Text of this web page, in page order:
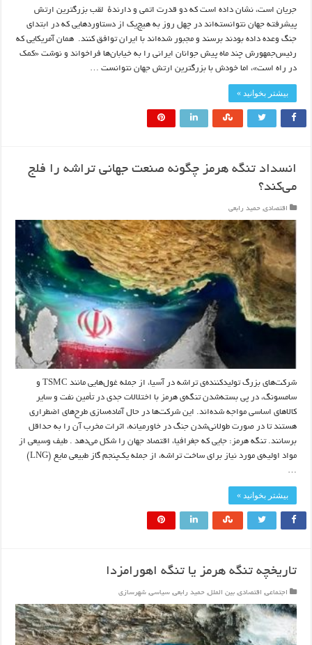
جریان است، نشان داده است که دو قدرت اتمی و دارندهٔ لقب بزرگترین ارتش
پیشرفته جهان نتوانسته‌اند در چهل روز به هیچ‌یک از دستاوردهایی که در ابتدای
جنگ وعده داده بودند برسند و مجبور شده‌اند با ایران توافق کنند. همان آمریکایی که
رئیس‌جمهورش چند ماه پیش جوانان ایرانی را به خیابان‌ها فراخواند و نوشت «کمک
در راه است»، اما خودش با بزرگترین ارتش جهان نتوانست …
بیشتر بخوانید »
انسداد تنگه هرمز چگونه صنعت جهانی تراشه را فلج
می‌کند؟
اقتصادی, حمید رابعی
شرکت‌های بزرگ تولیدکننده‌ی تراشه در آسیا، از جمله غول‌هایی مانند TSMC و
سامسونگ، در پی بسته‌شدن تنگه‌ی هرمز با اختلالات جدی در تأمین نفت و سایر
کالاهای اساسی مواجه شده‌اند. این شرکت‌ها در حال آماده‌سازی طرح‌های اضطراری
هستند تا در صورت طولانی‌شدن جنگ در خاورمیانه، اثرات مخرب آن را به حداقل
برسانند. تنگه هرمز: جایی که جغرافیا، اقتصاد جهان را شکل می‌دهد . طیف وسیعی از
مواد اولیه‌ی مورد نیاز برای ساخت تراشه، از جمله یک‌پنجم گاز طبیعی مایع (LNG)
…
بیشتر بخوانید »
تاریخچه تنگه هرمز یا تنگه اهورامزدا
اجتماعی, اقتصادی, بین الملل, حمید رابعی, سیاسی, شهرسازی